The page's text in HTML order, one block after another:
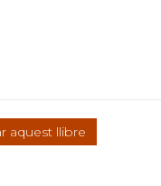
aquest llibre